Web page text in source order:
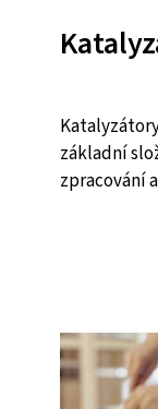
základní
zpracování